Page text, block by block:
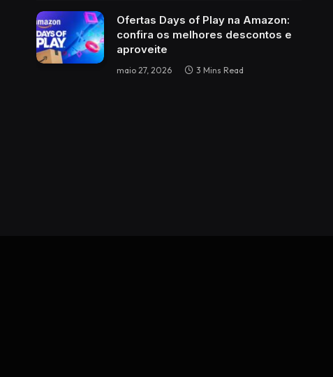
Ofertas Days of Play na Amazon:
confira os melhores descontos e
aproveite
maio 27, 2026 3 Mins Read